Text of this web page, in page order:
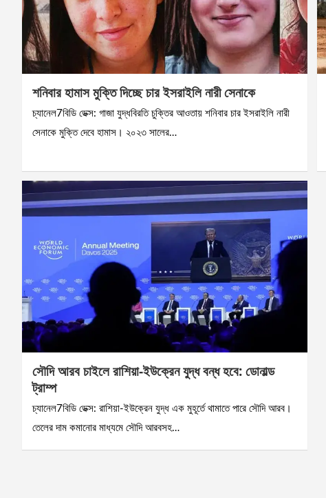
শনিবার হামাস মুক্তি দিচ্ছে চার ইসরাইলি নারী সেনাকে
চ্যানেল7বিডি ডেক্স: গাজা যুদ্ধবিরতি চুক্তির আওতায় শনিবার চার ইসরাইলি নারী
সেনাকে মুক্তি দেবে হামাস। ২০২৩ সালের…
সৌদি আরব চাইলে রাশিয়া-ইউক্রেন যুদ্ধ বন্ধ হবে: ডোনাল্ড
ট্রাম্প
চ্যানেল7বিডি ডেক্স: রাশিয়া-ইউক্রেন যুদ্ধ এক মুহূর্তে থামাতে পারে সৌদি আরব।
তেলের দাম কমানোর মাধ্যমে সৌদি আরবসহ…